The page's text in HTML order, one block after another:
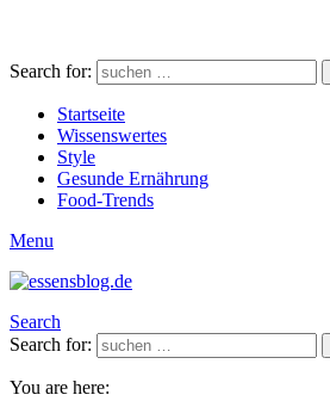
Search for:
Startseite
Wissenswertes
Style
Gesunde Ernährung
Food-Trends
Menu
Search
Search for:
You are here: